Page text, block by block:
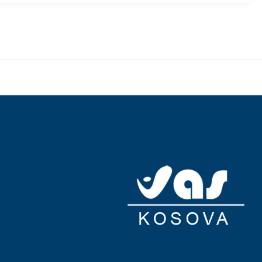
24 hours), and self parking (subject to charges) is